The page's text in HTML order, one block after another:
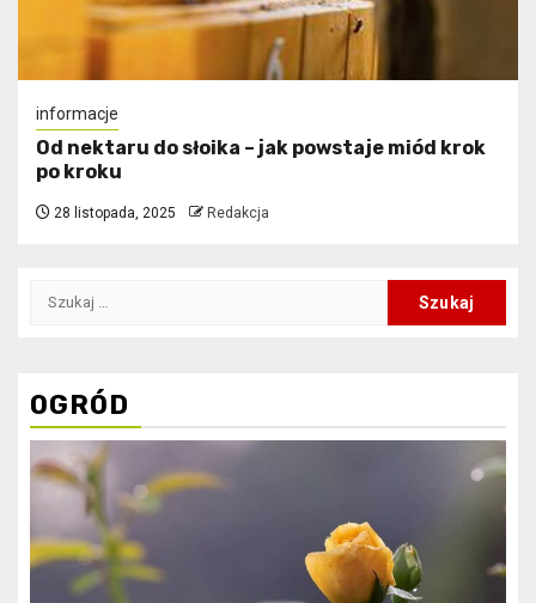
informacje
Od nektaru do słoika – jak powstaje miód krok
po kroku
28 listopada, 2025 Redakcja
Szukaj:
OGRÓD